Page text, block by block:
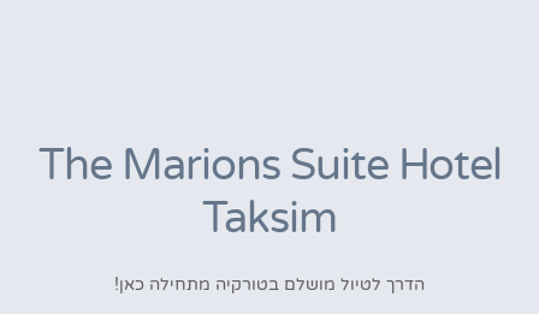
The Marions Suite Hotel
Taksim
הדרך לטיול מושלם בטורקיה מתחילה כאן!